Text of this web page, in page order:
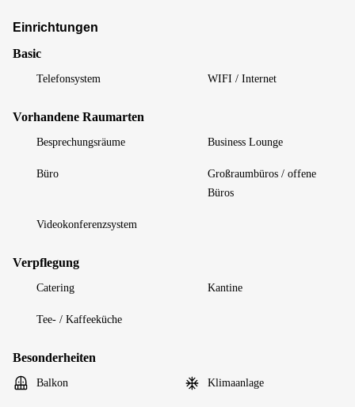
Einrichtungen
Basic
Telefonsystem WIFI / Internet
Vorhandene Raumarten
Besprechungsräume Business Lounge
Büro
Großraumbüros / offene
Büros
Videokonferenzsystem
Verpflegung
Catering Kantine
Tee- / Kaffeeküche
Besonderheiten
Balkon Klimaanlage